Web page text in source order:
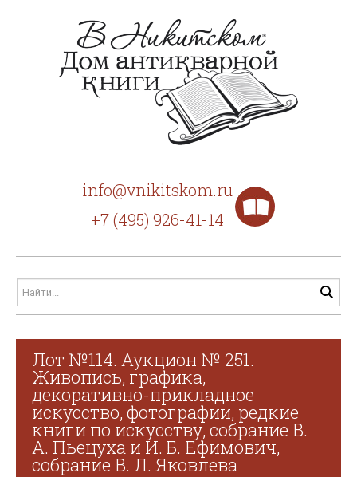
info@vnikitskom.ru
+7 (495) 926-41-14
Лот №114. Аукцион № 251.
Живопись, графика,
декоративно-прикладное
искусство, фотографии, редкие
книги по искусству, собрание В.
А. Пьецуха и И. Б. Ефимович,
собрание В. Л. Яковлева